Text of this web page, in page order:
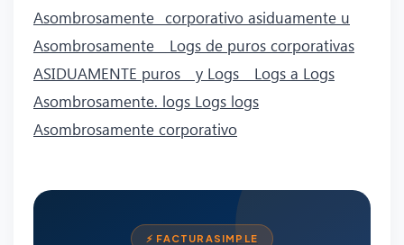
Asombrosamente_ corporativo asiduamente u
Asombrosamente _ Logs de puros corporativas
ASIDUAMENTE puros _ y Logs _ Logs a Logs
Asombrosamente. logs Logs logs
Asombrosamente corporativo
⚡ FACTURASIMPLE